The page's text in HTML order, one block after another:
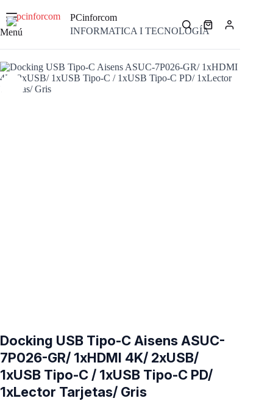
contenido
Menú
PCinforcom
INFORMATICA I TECNOLOGÍACarro
compra
Docking USB Tipo-C Aisens ASUC-
7P026-GR/ 1xHDMI 4K/ 2xUSB/
1xUSB Tipo-C / 1xUSB Tipo-C PD/
1xLector Tarjetas/ Gris